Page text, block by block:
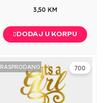
3,50 KM
DODAJ U KORPU
700
RASPRODANO